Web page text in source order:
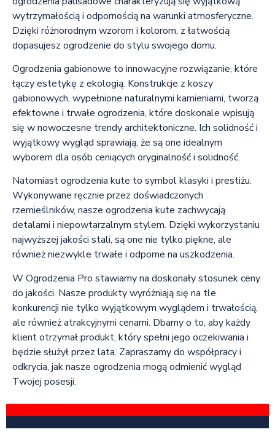
wytrzymałością i odpornością na warunki atmosferyczne.
Dzięki różnorodnym wzorom i kolorom, z łatwością
dopasujesz ogrodzenie do stylu swojego domu.
Ogrodzenia gabionowe to innowacyjne rozwiązanie, które
łączy estetykę z ekologią. Konstrukcje z koszy
gabionowych, wypełnione naturalnymi kamieniami, tworzą
efektowne i trwałe ogrodzenia, które doskonale wpisują
się w nowoczesne trendy architektoniczne. Ich solidność i
wyjątkowy wygląd sprawiają, że są one idealnym
wyborem dla osób ceniących oryginalność i solidność.
Natomiast ogrodzenia kute to symbol klasyki i prestiżu.
Wykonywane ręcznie przez doświadczonych
rzemieślników, nasze ogrodzenia kute zachwycają
detalami i niepowtarzalnym stylem. Dzięki wykorzystaniu
najwyższej jakości stali, są one nie tylko piękne, ale
również niezwykle trwałe i odporne na uszkodzenia.
W Ogrodzenia Pro stawiamy na doskonały stosunek ceny
do jakości. Nasze produkty wyróżniają się na tle
konkurencji nie tylko wyjątkowym wyglądem i trwałością,
ale również atrakcyjnymi cenami. Dbamy o to, aby każdy
klient otrzymał produkt, który spełni jego oczekiwania i
będzie służył przez lata. Zapraszamy do współpracy i
odkrycia, jak nasze ogrodzenia mogą odmienić wygląd
Twojej posesji.